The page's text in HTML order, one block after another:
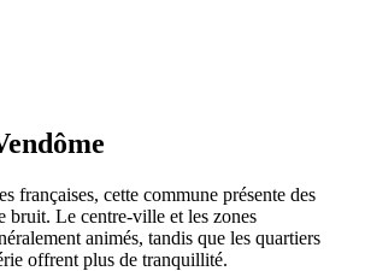
françaises, cette commune présente des
bruit. Le centre-ville et les zones
animés, tandis que les quartiers
offrent plus de tranquillité.